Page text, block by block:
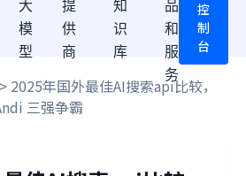
大
模
型
提
供
商
知
识
库
品
和
服
务
控
制
台
> 2025年国外最佳AI搜索api比较，
三强争霸